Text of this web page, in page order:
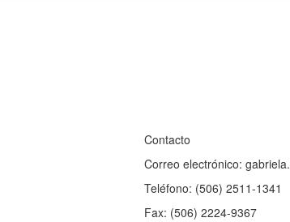
Contacto
Correo electrónico:
Teléfono: (506) 2511-1341
Fax: (506) 2224-9367